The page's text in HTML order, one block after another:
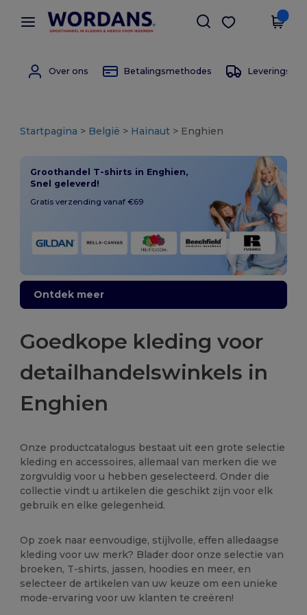
× Wordans-app
Betere prijzen in de app!
Download app
Over ons Betalingsmethodes Leverings
Startpagina > België > Hainaut > Enghien
Groothandel T-shirts in Enghien,
Snel geleverd!
Gratis verzending vanaf €69
Ontdek meer
Goedkope kleding voor
detailhandelswinkels in
Enghien
Onze productcatalogus bestaat uit een grote selectie
kleding en accessoires, allemaal van merken die we
zorgvuldig voor u hebben geselecteerd. Onder die
collectie vindt u artikelen die geschikt zijn voor elk
gebruik en elke gelegenheid.
Op zoek naar eenvoudige, stijlvolle, effen alledaagse
kleding voor uw merk? Blader door onze selectie van
broeken, T-shirts, jassen, hoodies en meer, en
selecteer de artikelen van uw keuze om een unieke
mode-ervaring voor uw klanten te creëren!